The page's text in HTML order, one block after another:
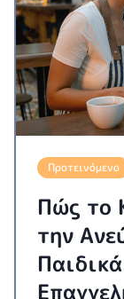
Προτεινόμενο
Πώς το
την